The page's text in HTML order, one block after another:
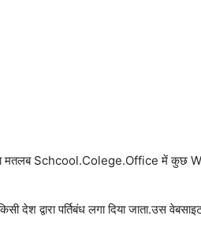
Schcool.Colege.Office में कुछ
द्वारा पर्तिबंध लगा दिया जाता.उस